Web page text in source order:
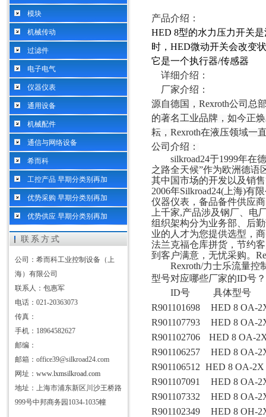
模块
机械传动
过滤件
电子电气
仪器仪表
通用设备
机械配件
通信与网络设备
希而科
工控产品 早期分类别再加
优势采购 早期分类别再加
优势供应 早期分类别再加
联系方式
公司：希而科工业控制设备（上
海）有限公司
联系人：包惠军
电话：021-20363073
传真：
手机：18964582627
邮编：
邮箱：office39@silkroad24.com
网址： www.lxmsilkroad.com
地址：上海市浦东新区川沙王桥路
999号中邦商务园1034-1035幢
产品介绍 ：
HED 8型的水力压力开关
时，HED微动开关会改变
它是一个执行器/传感器
详细介绍：
厂家介绍：
源自德国， Rexroth公司总
的著名工业品牌，如今正
耘，Rexroth在液压领域一
公司介绍：
silkroad24于1999年在
之路全天候”作为欧洲德语
其中国市场的开发以及销
2006年Silkroad24(上海)有
仪器仪表，备品备件供应
上千家,产品涉及钢厂、电
组织架构分为业务部
后
业的人才为您提供选型，
法兰克福仓库拼货，节约
到客户满意， 无忧采购。
Rexroth/力士乐流量控
型号对应哪些厂家的ID号？
ID号
具体型号
R901101698
HED 8 OA-
R901107793
HED 8 OA-
R901102706
HED 8 OA-
R901106257
HED 8 OA-
R901106512 HED 8 OA-2X
R901107091
HED 8 OA-
R901107332
HED 8 OA-
R901102349
HED 8 OH-